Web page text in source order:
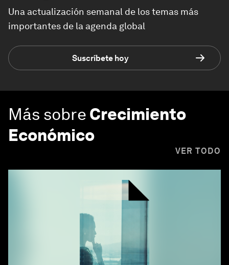
Una actualización semanal de los temas más
importantes de la agenda global
Suscríbete hoy
Más sobre Crecimiento
Económico
VER TODO